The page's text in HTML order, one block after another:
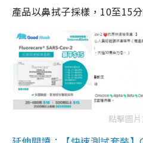
產品以鼻拭子採樣，10至15
點擊圖